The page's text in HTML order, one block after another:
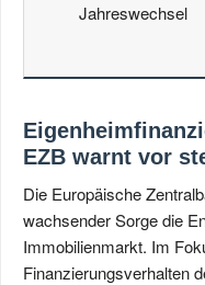
Jahreswechsel
EZB warnt vor
Die Europäische
wachsender Sorge die
Immobilienmarkt. Im
Finanzierungsverhalten